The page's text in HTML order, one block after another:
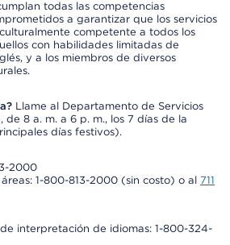
todas las competencias
a garantizar que los servicios
competente a todos los
con habilidades limitadas de
y a los miembros de diversos
Llame al Departamento de Servicios
de 8 a. m. a 6 p. m., los 7 días de la
días festivos).
2000
1-800-813-2000 (sin costo) o al 711
interpretación de idiomas: 1-800-324-